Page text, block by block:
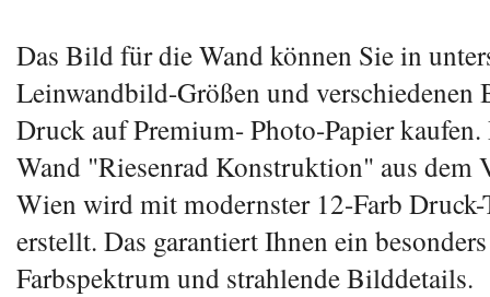
Das Bild für die Wand können Sie in
Leinwandbild-Größen und verschiedenen
Druck auf Premium- Photo-Papier
Wand "Riesenrad Konstruktion" aus dem
Wien wird mit modernster 12-Farb
erstellt. Das garantiert Ihnen ein
Farbspektrum und strahlende Bilddetails.